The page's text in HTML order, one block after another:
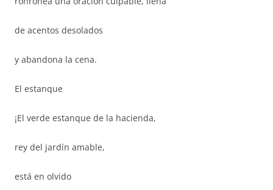
de acentos desolados
y abandona la cena.
El estanque
¡El verde estanque de la hacienda,
rey del jardín amable,
está en olvido